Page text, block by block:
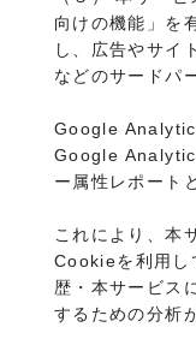
向けの機能」を
し、広告やサ
などのサードパ
Google
Google
ー属性レポート
これにより、本
Cookieを利用し
歴・本サービス
するための分析